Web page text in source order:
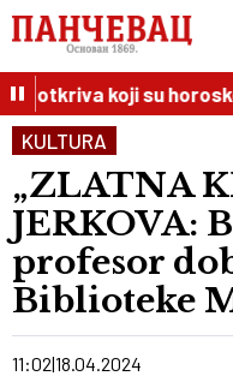
otkriva koji su
KULTURA
„ZLATNA
JERKOVA:
profesor
Biblioteke
11:02 18.04.2024